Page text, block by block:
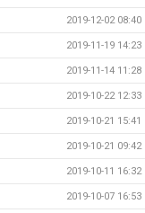
2019-12-02 08:40
2019-11-19 14:23
2019-11-14 11:28
2019-10-22 12:33
2019-10-21 15:41
2019-10-21 09:42
2019-10-11 16:32
2019-10-07 16:53